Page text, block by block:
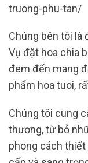
truong-phu-tan/
Chúng bên tôi là
Vụ đặt hoa chia
đem đến mang
phẩm hoa tuoi,
Chúng tôi cung
thương, từ bỏ
phong cách